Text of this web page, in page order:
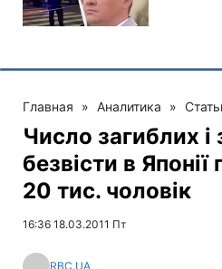
Главная » Аналитика »
Число загиблих і
безвісти в
20 тис. чоловік
16:36 18.03.2011 Пт
RBC.UA